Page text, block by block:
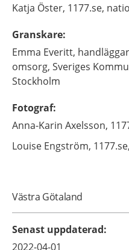
Katja Öster, 1177.se,
Granskare:
Emma Everitt,
omsorg, Sveriges
Stockholm
Fotograf:
Anna-Karin Axelsson,
Louise Engström,
Västra Götaland
Senast uppdaterad:
2022-04-01